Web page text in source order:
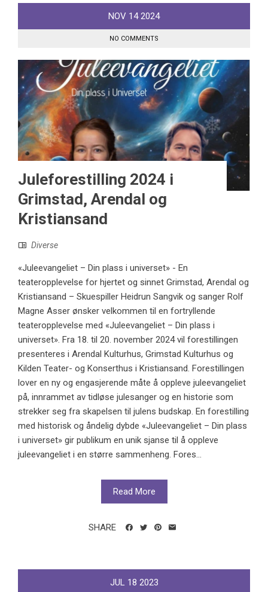
NOV 14 2024
NO COMMENTS
Juleforestilling 2024 i
Grimstad, Arendal og
Kristiansand
Diverse
«Juleevangeliet – Din plass i universet» - En
teateropplevelse for hjertet og sinnet Grimstad, Arendal og
Kristiansand – Skuespiller Heidrun Sangvik og sanger Rolf
Magne Asser ønsker velkommen til en fortryllende
teateropplevelse med «Juleevangeliet – Din plass i
universet». Fra 18. til 20. november 2024 vil forestillingen
presenteres i Arendal Kulturhus, Grimstad Kulturhus og
Kilden Teater- og Konserthus i Kristiansand. Forestillingen
lover en ny og engasjerende måte å oppleve juleevangeliet
på, innrammet av tidløse julesanger og en historie som
strekker seg fra skapelsen til julens budskap. En forestilling
med historisk og åndelig dybde «Juleevangeliet – Din plass
i universet» gir publikum en unik sjanse til å oppleve
juleevangeliet i en større sammenheng. Fores...
Read More
SHARE
JUL 18 2023